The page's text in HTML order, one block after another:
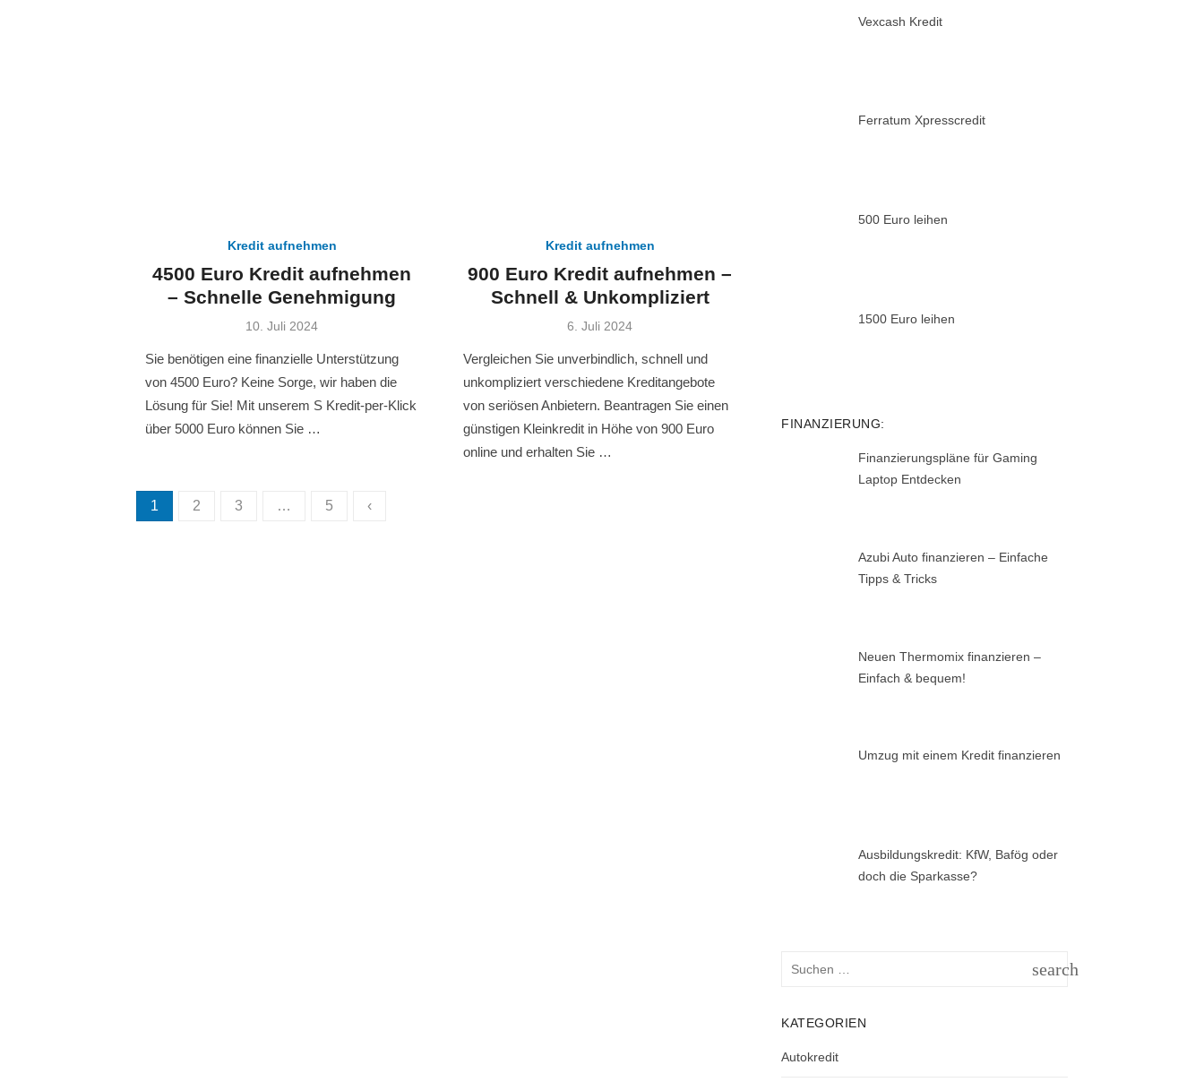
Kredit aufnehmen
4500 Euro Kredit aufnehmen
– Schnelle Genehmigung
Veröffentlicht
10. Juli 2024
Sie benötigen eine finanzielle Unterstützung
von 4500 Euro? Keine Sorge, wir haben die
Lösung für Sie! Mit unserem S Kredit-per-Klick
über 5000 Euro können Sie …
Kredit aufnehmen
900 Euro Kredit aufnehmen –
Schnell & Unkompliziert
Veröffentlicht
6. Juli 2024
Vergleichen Sie unverbindlich, schnell und
unkompliziert verschiedene Kreditangebote
von seriösen Anbietern. Beantragen Sie einen
günstigen Kleinkredit in Höhe von 900 Euro
online und erhalten Sie …
Seitennummerierung
1 2 3 … 5 ‹
Vexcash Kredit
Ferratum Xpresscredit
500 Euro leihen
1500 Euro leihen
FINANZIERUNG:
Finanzierungspläne für Gaming
Laptop Entdecken
Azubi Auto finanzieren – Einfache
Tipps & Tricks
Neuen Thermomix finanzieren –
Einfach & bequem!
Umzug mit einem Kredit finanzieren
Ausbildungskredit: KfW, Bafög oder
doch die Sparkasse?
search
KATEGORIEN
Autokredit